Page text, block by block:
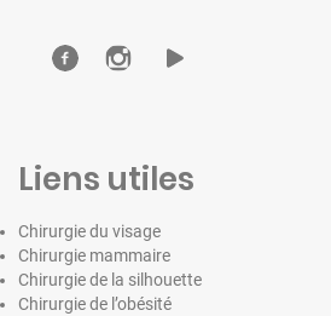
Liens utiles
Chirurgie du visage
Chirurgie mammaire
Chirurgie de la silhouette
Chirurgie de l’obésité